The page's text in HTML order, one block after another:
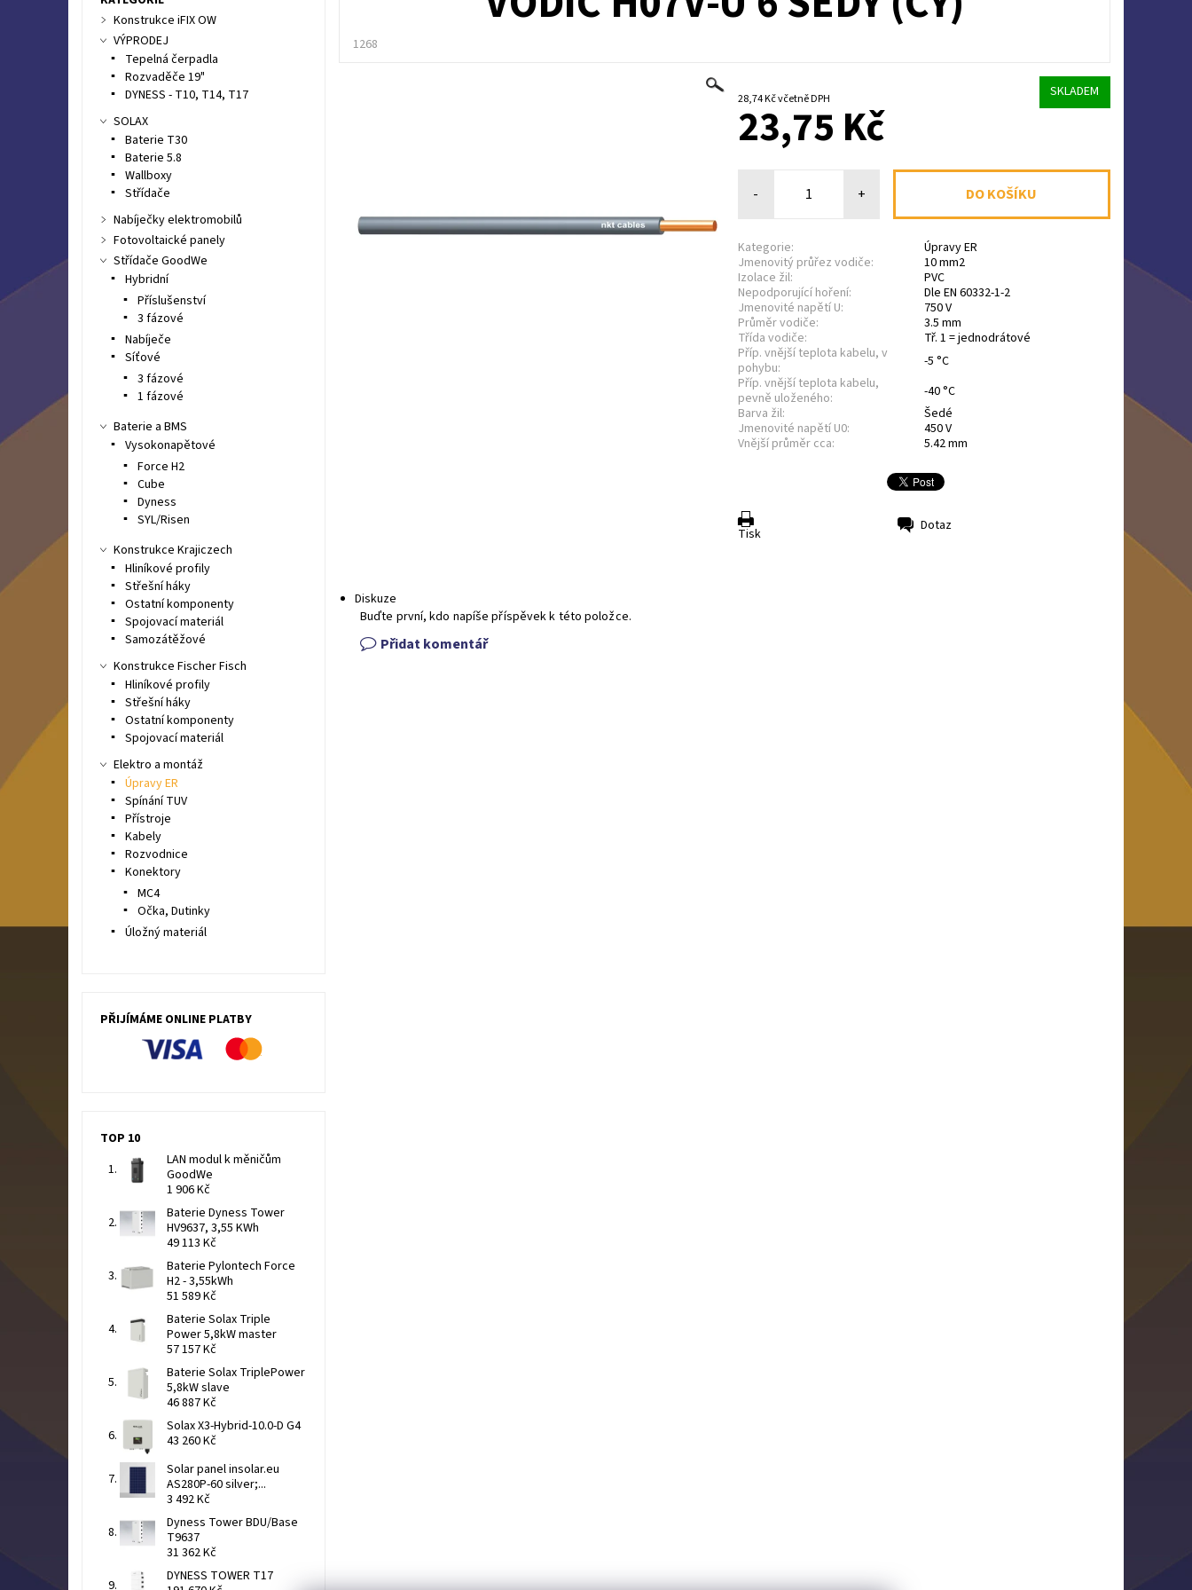
1268
28,74 Kč včetně DPH SKLADEM
23,75 Kč
- +
Kategorie:
Úpravy ER
Jmenovitý průřez vodiče:
10 mm2
Izolace žil:
PVC
Nepodporující hoření:
Dle EN 60332-1-2
Jmenovité napětí U:
750 V
Průměr vodiče:
3.5 mm
Třída vodiče:
Tř. 1 = jednodrátové
Příp. vnější teplota kabelu, v
pohybu:
-5 °C
Příp. vnější teplota kabelu,
pevně uloženého:
-40 °C
Barva žil:
Šedé
Jmenovité napětí U0:
450 V
Vnější průměr cca:
5.42 mm
Tisk Dotaz
Diskuze
Buďte první, kdo napíše příspěvek k této položce.
Přidat komentář
Konstrukce iFIX OW
VÝPRODEJ
Tepelná čerpadla
Rozvaděče 19"
DYNESS - T10, T14, T17
SOLAX
Baterie T30
Baterie 5.8
Wallboxy
Střídače
Nabíječky elektromobilů
Fotovoltaické panely
Střídače GoodWe
Hybridní
Příslušenství
3 fázové
Nabíječe
Síťové
3 fázové
1 fázové
Baterie a BMS
Vysokonapětové
Force H2
Cube
Dyness
SYL/Risen
Konstrukce Krajiczech
Hliníkové profily
Střešní háky
Ostatní komponenty
Spojovací materiál
Samozátěžové
Konstrukce Fischer Fisch
Hliníkové profily
Střešní háky
Ostatní komponenty
Spojovací materiál
Elektro a montáž
Úpravy ER
Spínání TUV
Přístroje
Kabely
Rozvodnice
Konektory
MC4
Očka, Dutinky
Úložný materiál
PŘIJÍMÁME ONLINE PLATBY
TOP 10
LAN modul k měničům
GoodWe
1 906 Kč
Baterie Dyness Tower
HV9637, 3,55 KWh
49 113 Kč
Baterie Pylontech Force
H2 - 3,55kWh
51 589 Kč
Baterie Solax Triple
Power 5,8kW master
57 157 Kč
Baterie Solax TriplePower
5,8kW slave
46 887 Kč
Solax X3-Hybrid-10.0-D G4
43 260 Kč
Solar panel insolar.eu
AS280P-60 silver;...
3 492 Kč
Dyness Tower BDU/Base
T9637
31 362 Kč
DYNESS TOWER T17